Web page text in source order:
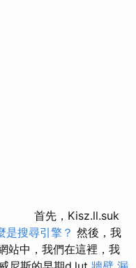
首先，Kisz.ll.suk
是搜尋引擎？ 然後，我
站中，我們在這裡，我